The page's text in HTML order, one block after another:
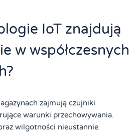
IoT znajdują
w współczesnych
zajmują czujniki
warunki przechowywania.
wilgotności nieustannie